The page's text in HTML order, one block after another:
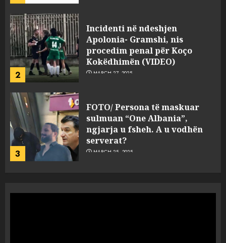
3
FOTO/ Persona të maskuar
sulmuan “One Albania”,
ngjarja u fsheh. A u vodhën
serverat?
MARCH 25, 2025
4
Prokuroria jep pretencën, ja
çfarë dënimi kërkon për
Mariela dhe Antonela
Berishën
MARCH 25, 2025